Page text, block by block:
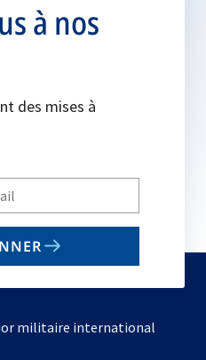
à nos
des mises à
militaire international